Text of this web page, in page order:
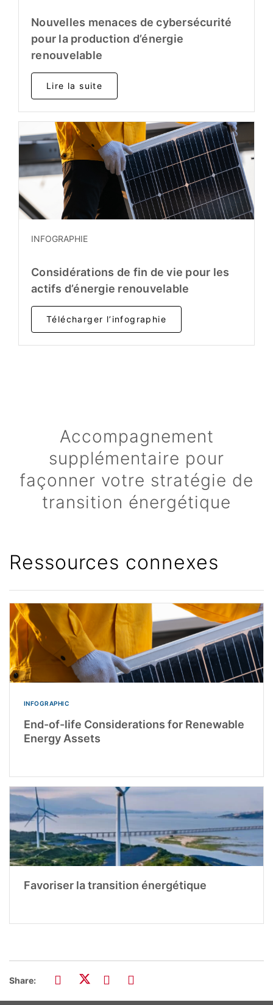
Nouvelles menaces de cybersécurité
pour la production d’énergie
renouvelable
Lire la suite
INFOGRAPHIE
Considérations de fin de vie pour les
actifs d’énergie renouvelable
Télécharger l’infographie
Accompagnement
supplémentaire pour
façonner votre stratégie de
transition énergétique
Ressources connexes
INFOGRAPHIC
End-of-life Considerations for Renewable
Energy Assets
Favoriser la transition énergétique
Share: